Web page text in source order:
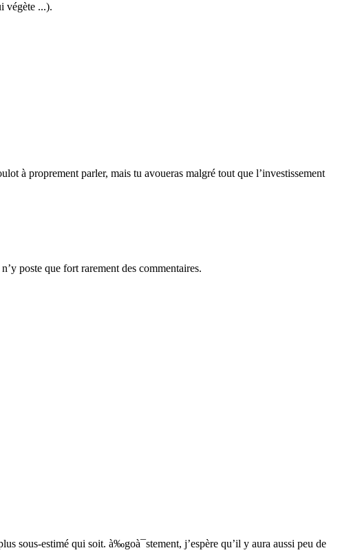
végète ...).
à proprement parler, mais tu avoueras malgré tout que l’investissement
poste que fort rarement des commentaires.
sous-estimé qui soit. à‰goà¯stement, j’espère qu’il y aura aussi peu de